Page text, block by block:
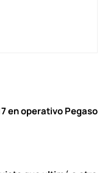
en operativo Pegaso